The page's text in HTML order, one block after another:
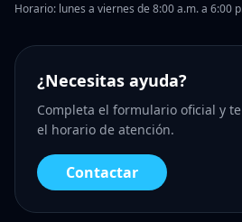
Horario: lunes a viernes de 8:00 a.m. a 6:00
¿Necesitas ayuda?
Completa el formulario oficial y
el horario de atención.
Contactar